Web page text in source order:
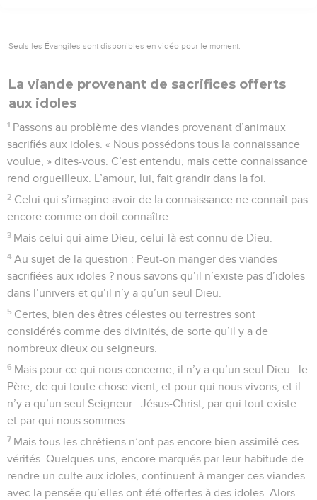
Seuls les Évangiles sont disponibles en vidéo pour le moment.
La viande provenant de sacrifices offerts
aux idoles
1 Passons au problème des viandes provenant d’animaux
sacrifiés aux idoles. « Nous possédons tous la connaissance
voulue, » dites-vous. C’est entendu, mais cette connaissance
rend orgueilleux. L’amour, lui, fait grandir dans la foi.
2 Celui qui s’imagine avoir de la connaissance ne connaît pas
encore comme on doit connaître.
3 Mais celui qui aime Dieu, celui-là est connu de Dieu.
4 Au sujet de la question : Peut-on manger des viandes
sacrifiées aux idoles ? nous savons qu’il n’existe pas d’idoles
dans l’univers et qu’il n’y a qu’un seul Dieu.
5 Certes, bien des êtres célestes ou terrestres sont
considérés comme des divinités, de sorte qu’il y a de
nombreux dieux ou seigneurs.
6 Mais pour ce qui nous concerne, il n’y a qu’un seul Dieu : le
Père, de qui toute chose vient, et pour qui nous vivons, et il
n’y a qu’un seul Seigneur : Jésus-Christ, par qui tout existe
et par qui nous sommes.
7 Mais tous les chrétiens n’ont pas encore bien assimilé ces
vérités. Quelques-uns, encore marqués par leur habitude de
rendre un culte aux idoles, continuent à manger ces viandes
avec la pensée qu’elles ont été offertes à des idoles. Alors